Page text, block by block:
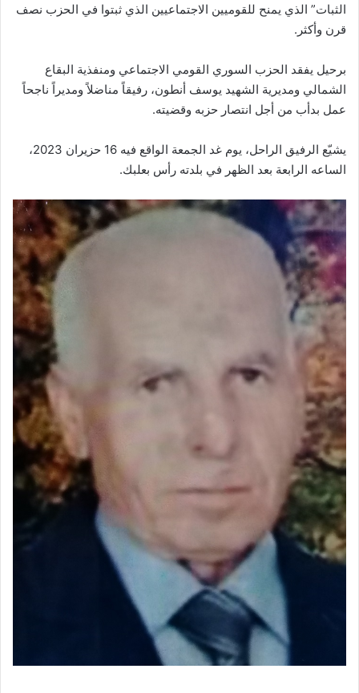
الثبات” الذي يمنح للقوميين الاجتماعيين الذي ثبتوا في الحزب نصف
قرن وأكثر.
برحيل يفقد الحزب السوري القومي الاجتماعي ومنفذية البقاع
الشمالي ومديرية الشهيد يوسف أنطون، رفيقاً مناضلاً ومديراً ناجحاً
عمل بدأب من أجل انتصار حزبه وقضيته.
يشيّع الرفيق الراحل، يوم غد الجمعة الواقع فيه 16 حزيران 2023،
الساعه الرابعة بعد الظهر في بلدته رأس بعلبك.